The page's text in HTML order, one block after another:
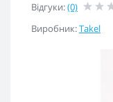
Відгуки:(0)
Виробник:Takel